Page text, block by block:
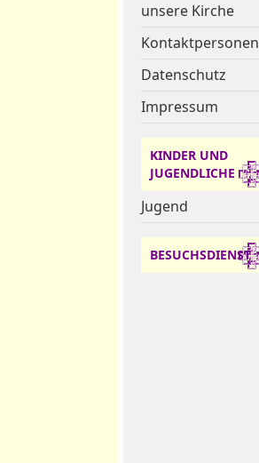
unsere Kirche
Kontaktpersonen
Datenschutz
Impressum
KINDER UND
JUGENDLICHE
Jugend
BESUCHSDIENST